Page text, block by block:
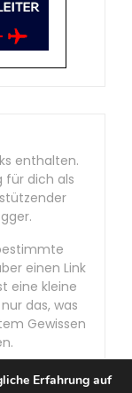
enthalten.
für dich als
einen Link
eine kleine
das, was
Gewissen
Erfahrung auf